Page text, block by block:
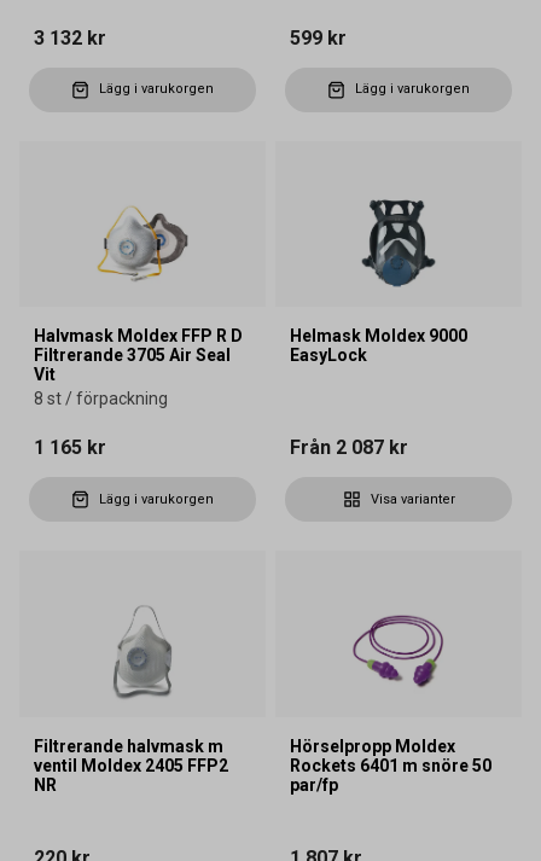
3 132 kr
Lägg i varukorgen
599 kr
Lägg i varukorgen
Halvmask Moldex FFP R D
Filtrerande 3705 Air Seal
Vit
8 st / förpackning
1 165 kr
Lägg i varukorgen
Helmask Moldex 9000
EasyLock
Från 2 087 kr
Visa varianter
Filtrerande halvmask m
ventil Moldex 2405 FFP2
NR
Hörselpropp Moldex
Rockets 6401 m snöre 50
par/fp